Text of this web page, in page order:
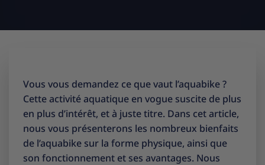
Vous vous demandez ce que vaut l’aquabike ?
Cette activité aquatique en vogue suscite de plus
en plus d’intérêt, et à juste titre. Dans cet article,
nous vous présenterons les nombreux bienfaits
de l’aquabike sur la forme physique, ainsi que
son fonctionnement et ses avantages. Nous